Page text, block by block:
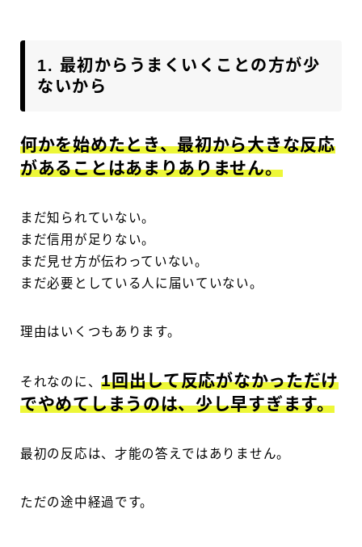
1. 最初からうまくいくことの方が少
ないから
何かを始めたとき、最初から大きな反応
があることはあまりありません。
まだ知られていない。
まだ信用が足りない。
まだ見せ方が伝わっていない。
まだ必要としている人に届いていない。
理由はいくつもあります。
それなのに、1回出して反応がなかっただけ
でやめてしまうのは、少し早すぎます。
最初の反応は、才能の答えではありません。
ただの途中経過です。